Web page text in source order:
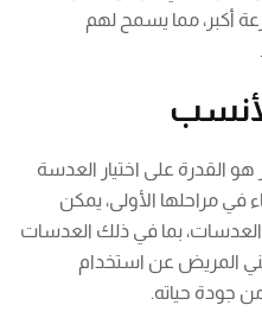
أكبر، مما يسمح لهم
هو القدرة على اختيار العدسة
في مراحلها الأولى، يمكن
العدسات، بما في ذلك العدسات
المريض عن استخدام
جودة حياته.